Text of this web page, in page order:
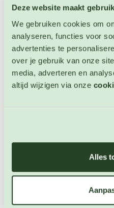
Deze website maakt
We gebruiken cookies om
analyseren, functies voor
advertenties te
over je gebruik van onze
media, adverteren en
altijd wijzigen via onze
Alles
Cherrytomaat
Tomaten zaden